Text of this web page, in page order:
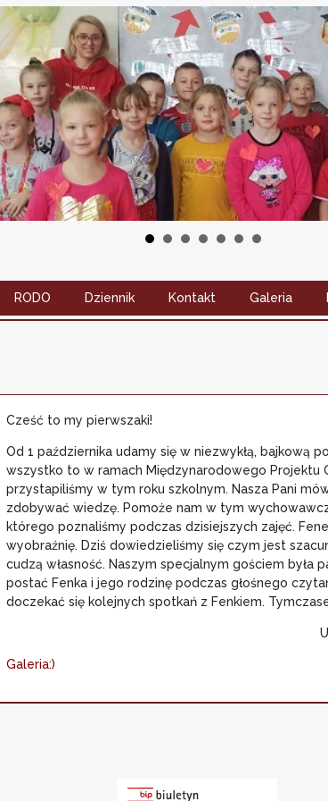
RODO Dziennik Kontakt Galeria
Cześć to my pierwszaki!
Od 1 października udamy się w niezwykłą, bajkową
wszystko to w ramach Międzynarodowego Projektu
przystapiliśmy w tym roku szkolnym. Nasza Pani
zdobywać wiedzę. Pomoże nam w tym
którego poznaliśmy podczas dzisiejszych zajęć.
wyobraźnię. Dziś dowiedzieliśmy się czym jest
cudzą własność. Naszym specjalnym gościem była
postać Fenka i jego rodzinę podczas głośnego
doczekać się kolejnych spotkań z Fenkiem.
Uczniowie
Galeria:)